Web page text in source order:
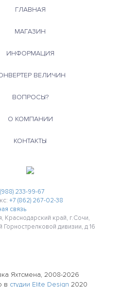
ГЛАВНАЯ
МАГАЗИН
ИНФОРМАЦИЯ
ВЕЛИЧИН
ВОПРОСЫ?
О КОМПАНИИ
КОНТАКТЫ
233-99-67
+7 (862) 267-02-38
связь
Краснодарский край, г.Сочи,
Горнострелковой дивизии, д 16
Яхтсмена, 2008-2026
в студии Elite Design 2020